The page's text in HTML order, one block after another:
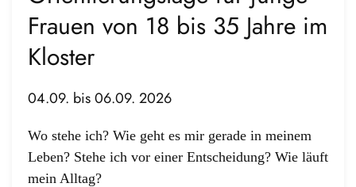
Frauen von 18 bis 35 Jahre im
Kloster
04.09. bis 06.09. 2026
Wo stehe ich? Wie geht es mir gerade in meinem
Leben? Stehe ich vor einer Entscheidung? Wie läuft
mein Alltag?